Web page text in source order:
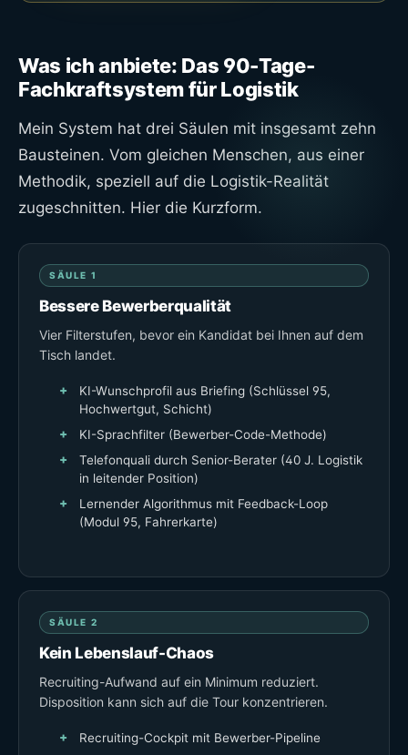
Was ich anbiete: Das 90-Tage-
Fachkraftsystem für Logistik
Mein System hat drei Säulen mit insgesamt zehn
Bausteinen. Vom gleichen Menschen, aus einer
Methodik, speziell auf die Logistik-Realität
zugeschnitten. Hier die Kurzform.
SÄULE 1
Bessere Bewerberqualität
Vier Filterstufen, bevor ein Kandidat bei Ihnen auf dem
Tisch landet.
KI-Wunschprofil aus Briefing (Schlüssel 95,
Hochwertgut, Schicht)
KI-Sprachfilter (Bewerber-Code-Methode)
Telefonquali durch Senior-Berater (40 J. Logistik
in leitender Position)
Lernender Algorithmus mit Feedback-Loop
(Modul 95, Fahrerkarte)
SÄULE 2
Kein Lebenslauf-Chaos
Recruiting-Aufwand auf ein Minimum reduziert.
Disposition kann sich auf die Tour konzentrieren.
Recruiting-Cockpit mit Bewerber-Pipeline